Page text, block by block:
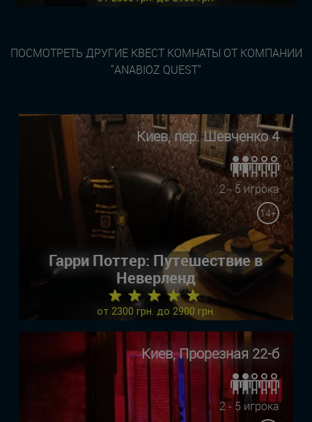
ПОСМОТРЕТЬ ДРУГИЕ КВЕСТ КОМНАТЫ ОТ КОМПАНИИ
"ANABIOZ QUEST"
Киев, пер. Шевченко 4
2 - 5 игрока
14+
Гарри Поттер: Путешествие в
Неверленд
★ ★ ★ ★ ★
от 2300 грн. до 2900 грн.
Киев, Прорезная 22-б
2 - 5 игрока